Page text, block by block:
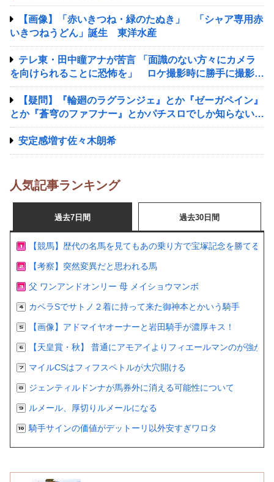
【画像】「赤いきつね・緑のたぬき」 「シャア専用赤
いきつねうどん」誕生 東洋水産
テレ東・田中瞳アナが苦言 「面識のない方々にカメラ
を向けられることに恐怖を」 ロケ撮影時に勝手に撮影し
てくる人に注意喚起
【疑問】『輪廻のラグランジェ』とか『ゼーガペイン』
とか『蒼穹のファフナー』とかパチスロでしか知らない謎
のアニメあるじゃん？
安定感増す佐々木朗希
人気記事ランキング
過去7日間 過去30日間
【競馬】歴代の名馬を見てもあの乗り方で宝塚記念を勝てる
【考察】突然変異だと思われる馬
父 ワンアンドオンリー 母 メイショウマンボ
カペラSでサトノ２着に持って来た御神本とかいう騎手
【画像】アドマイヤオーナーと岩田騎手が濃厚キス！
【天皇賞・秋】 普通にアモアイよりフィエールマンのが強かっ
マイルCSはフィフスペトルが大穴開ける
ジェンティルドンナが馬券外に消える可能性について
ルメール、厚切りルメールになる
騎手サインの価値がデットーリ以外安すぎワロタ